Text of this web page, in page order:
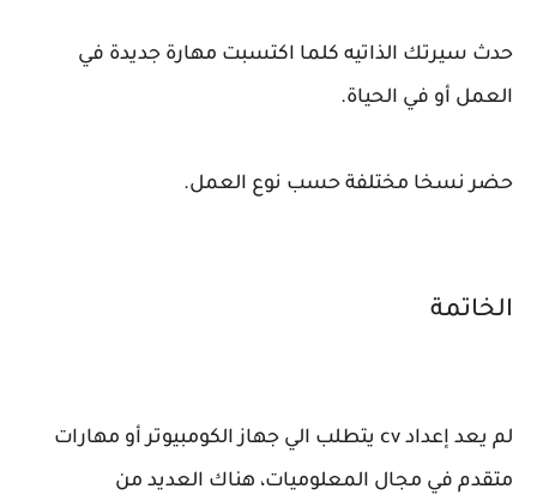
حدث سيرتك الذاتيه كلما اكتسبت مهارة جديدة في
العمل أو في الحياة.
حضر نسخا مختلفة حسب نوع العمل.
الخاتمة
لم يعد إعداد cv يتطلب الي جهاز الكومبيوتر أو مهارات
متقدم في مجال المعلوميات، هناك العديد من